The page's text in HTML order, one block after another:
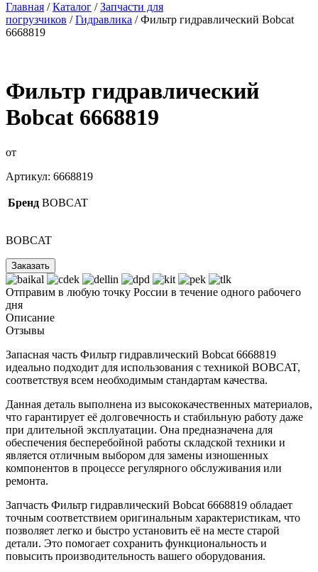
Главная /Каталог /Запчасти для
погрузчиков /Гидравлика / Фильтр гидравлический Bobcat
6668819
Фильтр гидравлический
Bobcat 6668819
от
Артикул: 6668819
Бренд BOBCAT
BOBCAT
Заказать
Отправим в любую точку России в течение одного рабочего
дня
Описание
Отзывы
Запасная часть Фильтр гидравлический Bobcat 6668819
идеально подходит для использования с техникой BOBCAT,
соответствуя всем необходимым стандартам качества.
Данная деталь выполнена из высококачественных материалов,
что гарантирует её долговечность и стабильную работу даже
при длительной эксплуатации. Она предназначена для
обеспечения бесперебойной работы складской техники и
является отличным выбором для замены изношенных
компонентов в процессе регулярного обслуживания или
ремонта.
Запчасть Фильтр гидравлический Bobcat 6668819 обладает
точным соответствием оригинальным характеристикам, что
позволяет легко и быстро установить её на месте старой
детали. Это помогает сохранить функциональность и
повысить производительность вашего оборудования.